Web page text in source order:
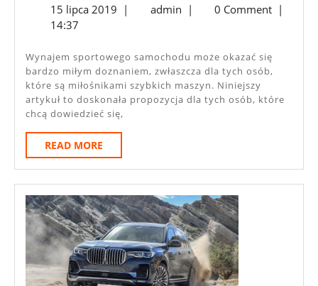
–
Czym
Należy
Pamiętać?
15 lipca 201915| adminadmin
| 0 Comment |
14:37
Wynajem sportowego samochodu może okazać się
bardzo miłym doznaniem, zwłaszcza dla tych osób,
które są miłośnikami szybkich maszyn. Niniejszy
artykuł to doskonała propozycja dla tych osób, które
chcą dowiedzieć się,
READ MORE
MORE